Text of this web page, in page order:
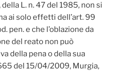
L. n. 47 del 1985, non si
ai solo effetti dell’art. 99
pen. e che l’oblazione da
del reato non può
della pena o della sua
del 15/04/2009, Murgia,